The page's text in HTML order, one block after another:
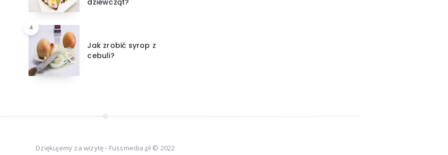
dziewcząt?
4
Jak zrobić syrop z
cebuli?
Dziękujemy za wizytę - Fussmedia.pl © 2022